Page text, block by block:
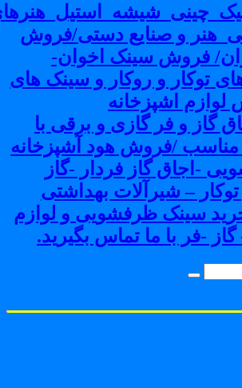
و صنایع دستی/فروش
فروش سینک اخوان-
و روکار و سینک های
اشپزخانه
و فر گازی و برقی با
/فروش هود آشپزخانه
-اجاق گاز فردار -گاز
– شیرآلات بهداشتی
سینک ظرفشویی و لوازم
-فر با ما تماس بگیرید.